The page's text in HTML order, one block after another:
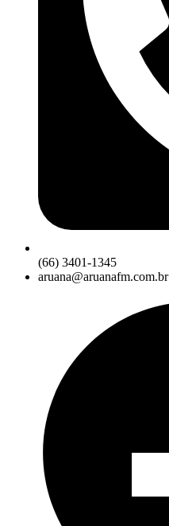
(66) 3401-1345
aruana@aruanafm.com.br